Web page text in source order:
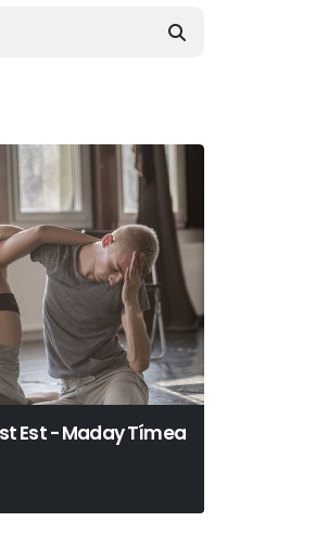
Est - Maday Tímea